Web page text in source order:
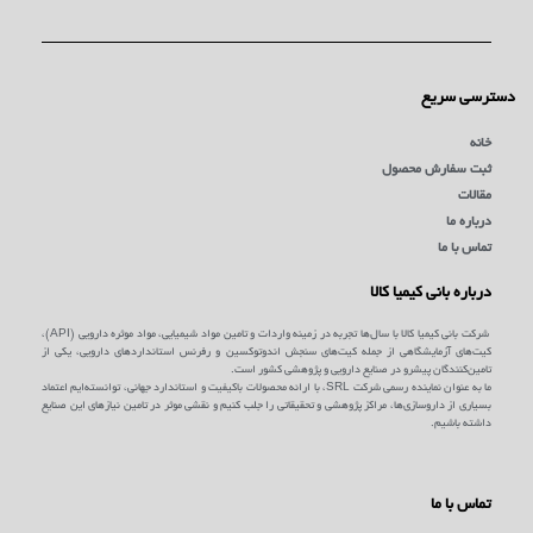
دسترسی سریع
خانه
ثبت سفارش محصول
مقالات
درباره ما
تماس با ما
درباره بانی کیمیا کالا
شرکت بانی کیمیا کالا با سال‌ها تجربه در زمینه واردات و تامین مواد شیمیایی، مواد موثره دارویی (API)،
کیت‌های آزمایشگاهی از جمله کیت‌های سنجش اندوتوکسین و رفرنس استانداردهای دارویی، یکی از
تامین‌کنندگان پیشرو در صنایع دارویی و پژوهشی کشور است.
ما به عنوان نماینده رسمی شرکت SRL، با ارائه محصولات باکیفیت و استاندارد جهانی، توانسته‌ایم اعتماد
بسیاری از داروسازی‌ها، مراکز پژوهشی و تحقیقاتی را جلب کنیم و نقشی موثر در تامین نیازهای این صنایع
داشته باشیم.
تماس با ما